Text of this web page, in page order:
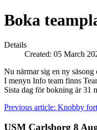
Boka
Details
Created: 05 March
Nu närmar sig en ny
I menyn Info team finns
Sista dag för bokning är 31
Previous article: Knobby
USM Carlsborg 8